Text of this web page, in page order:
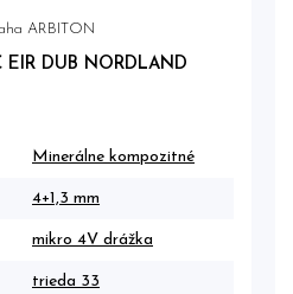
ARBITON
EIR DUB NORDLAND
Minerálne kompozitné
4+1,3 mm
mikro 4V drážka
trieda 33